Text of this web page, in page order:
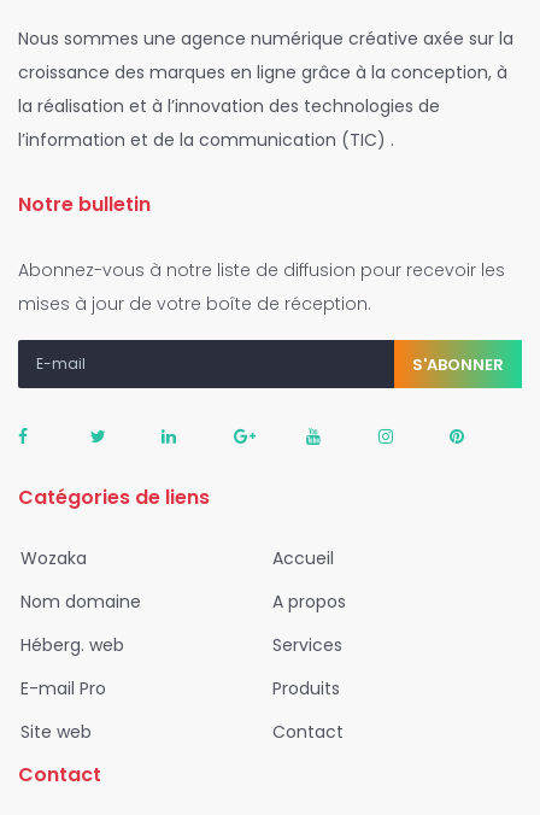
Nous sommes une agence numérique créative axée sur la
croissance des marques en ligne grâce à la conception, à
la réalisation et à l’innovation des technologies de
l’information et de la communication (TIC) .
Notre bulletin
Abonnez-vous à notre liste de diffusion pour recevoir les
mises à jour de votre boîte de réception.
S'ABONNER
Catégories de liens
Wozaka
Accueil
Nom domaine
A propos
Héberg. web
Services
E-mail Pro
Produits
Site web
Contact
Contact